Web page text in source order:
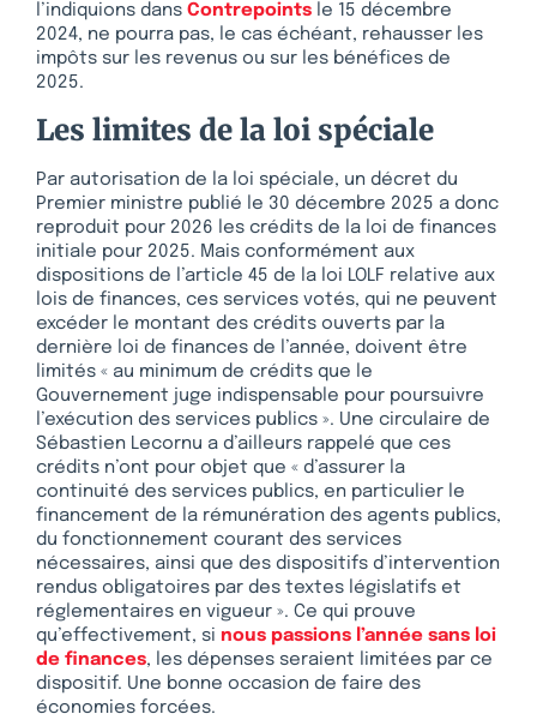
l’indiquions dans Contrepoints le 15 décembre
2024, ne pourra pas, le cas échéant, rehausser les
impôts sur les revenus ou sur les bénéfices de
2025.
Les limites de la loi spéciale
Par autorisation de la loi spéciale, un décret du
Premier ministre publié le 30 décembre 2025 a donc
reproduit pour 2026 les crédits de la loi de finances
initiale pour 2025. Mais conformément aux
dispositions de l’article 45 de la loi LOLF relative aux
lois de finances, ces services votés, qui ne peuvent
excéder le montant des crédits ouverts par la
dernière loi de finances de l’année, doivent être
limités « au minimum de crédits que le
Gouvernement juge indispensable pour poursuivre
l’exécution des services publics ». Une circulaire de
Sébastien Lecornu a d’ailleurs rappelé que ces
crédits n’ont pour objet que « d’assurer la
continuité des services publics, en particulier le
financement de la rémunération des agents publics,
du fonctionnement courant des services
nécessaires, ainsi que des dispositifs d’intervention
rendus obligatoires par des textes législatifs et
réglementaires en vigueur ». Ce qui prouve
qu’effectivement, si nous passions l’année sans loi
de finances, les dépenses seraient limitées par ce
dispositif. Une bonne occasion de faire des
économies forcées.